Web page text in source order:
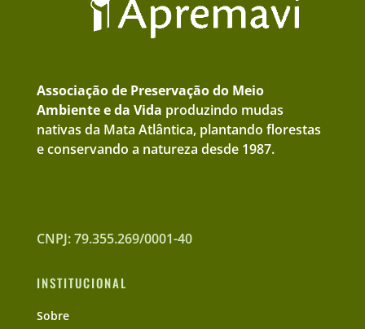
Associação de Preservação do Meio
Ambiente e da Vida produzindo mudas
nativas da Mata Atlântica, plantando florestas
e conservando a natureza desde 1987.
CNPJ: 79.355.269/0001-40
INSTITUCIONAL
Sobre